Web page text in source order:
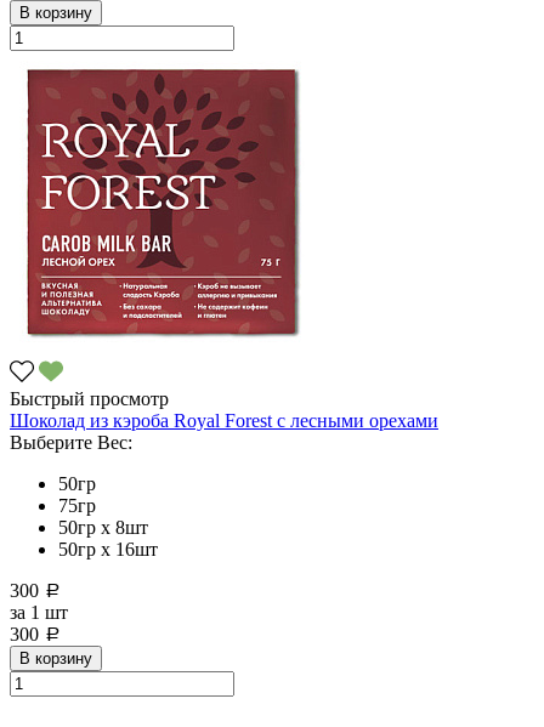
В корзину
Быстрый просмотр
Шоколад из кэроба Royal Forest с лесными орехами
Выберите Вес:
50гр
75гр
50гр х 8шт
50гр х 16шт
300 a
за 1 шт
300 a
В корзину